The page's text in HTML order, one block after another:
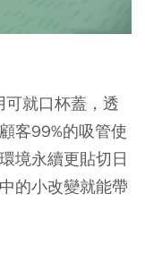
就口杯蓋，透
客99%的吸管使
境永續更貼切日
的小改變就能帶